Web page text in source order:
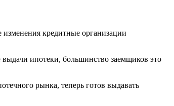
кредитные организации
ипотеки, большинство заемщиков это
рынка, теперь готов выдавать